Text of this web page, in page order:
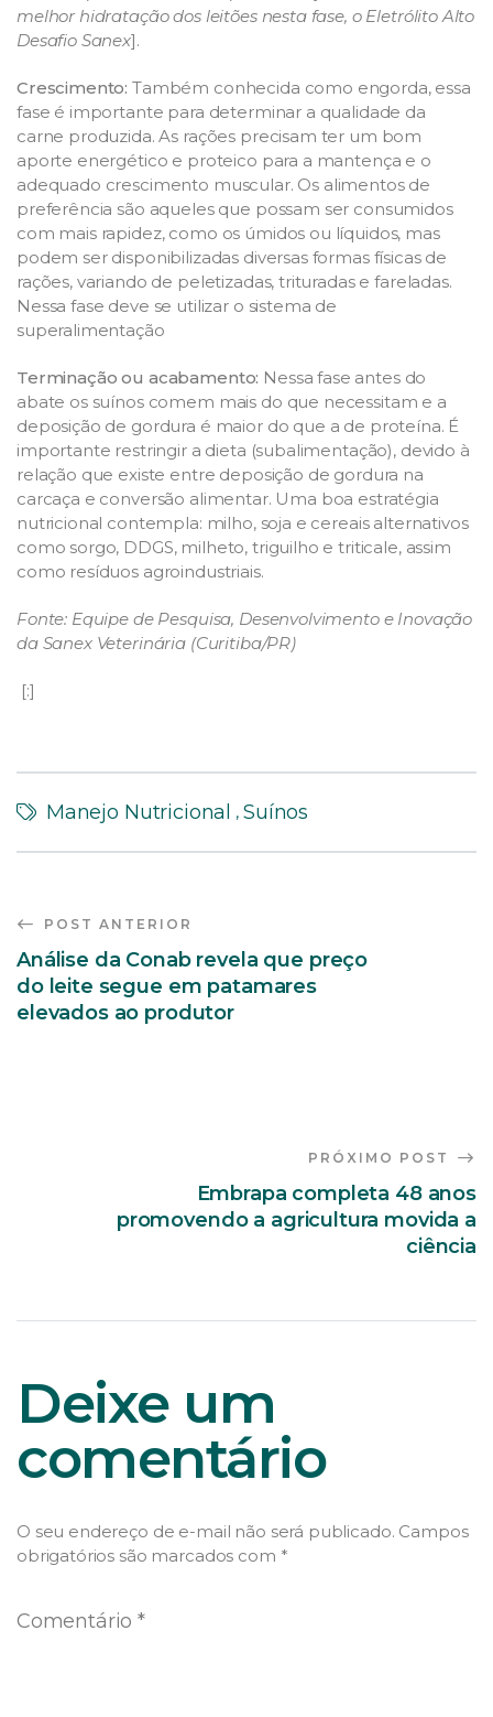
melhor hidratação dos leitões nesta fase, o Eletrólito Alto
Desafio Sanex].
Crescimento: Também conhecida como engorda, essa
fase é importante para determinar a qualidade da
carne produzida. As rações precisam ter um bom
aporte energético e proteico para a mantença e o
adequado crescimento muscular. Os alimentos de
preferência são aqueles que possam ser consumidos
com mais rapidez, como os úmidos ou líquidos, mas
podem ser disponibilizadas diversas formas físicas de
rações, variando de peletizadas, trituradas e fareladas.
Nessa fase deve se utilizar o sistema de
superalimentação
Terminação ou acabamento: Nessa fase antes do
abate os suínos comem mais do que necessitam e a
deposição de gordura é maior do que a de proteína. É
importante restringir a dieta (subalimentação), devido à
relação que existe entre deposição de gordura na
carcaça e conversão alimentar. Uma boa estratégia
nutricional contempla: milho, soja e cereais alternativos
como sorgo, DDGS, milheto, triguilho e triticale, assim
como resíduos agroindustriais.
Fonte: Equipe de Pesquisa, Desenvolvimento e Inovação
da Sanex Veterinária (Curitiba/PR)
[:]
Manejo Nutricional , Suínos
POST ANTERIOR
Análise da Conab revela que preço
do leite segue em patamares
elevados ao produtor
PRÓXIMO POST
Embrapa completa 48 anos
promovendo a agricultura movida a
ciência
Deixe um
comentário
O seu endereço de e-mail não será publicado. Campos
obrigatórios são marcados com *